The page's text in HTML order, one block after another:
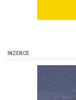
INZERCE